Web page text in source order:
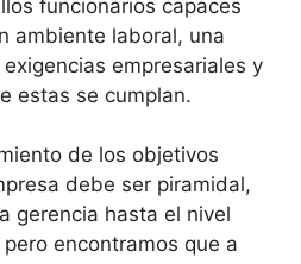
funcionarios capaces
ambiente laboral, una
empresariales y
estas se cumplan.
de los objetivos
debe ser piramidal,
gerencia hasta el nivel
encontramos que a